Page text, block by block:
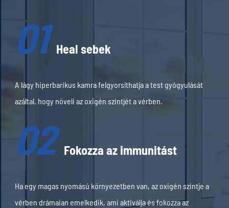
01 Heal sebek
A lágy hiperbarikus kamra felgyorsíthatja a test gyógyulását
azáltal, hogy növeli az oxigén szintjét a vérben.
02 Fokozza az immunitást
Ha egy magas nyomású környezetben van, az oxigén szintje a
vérben drámaian emelkedik, ami aktiválja és fokozza az